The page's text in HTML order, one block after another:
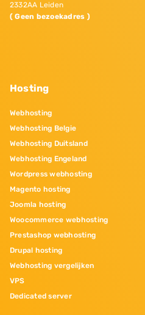
2332AA Leiden
( Geen bezoekadres )
Hosting
Webhosting
Webhosting Belgie
Webhosting Duitsland
Webhosting Engeland
Wordpress webhosting
Magento hosting
Joomla hosting
Woocommerce webhosting
Prestashop webhosting
Drupal hosting
Webhosting vergelijken
VPS
Dedicated server